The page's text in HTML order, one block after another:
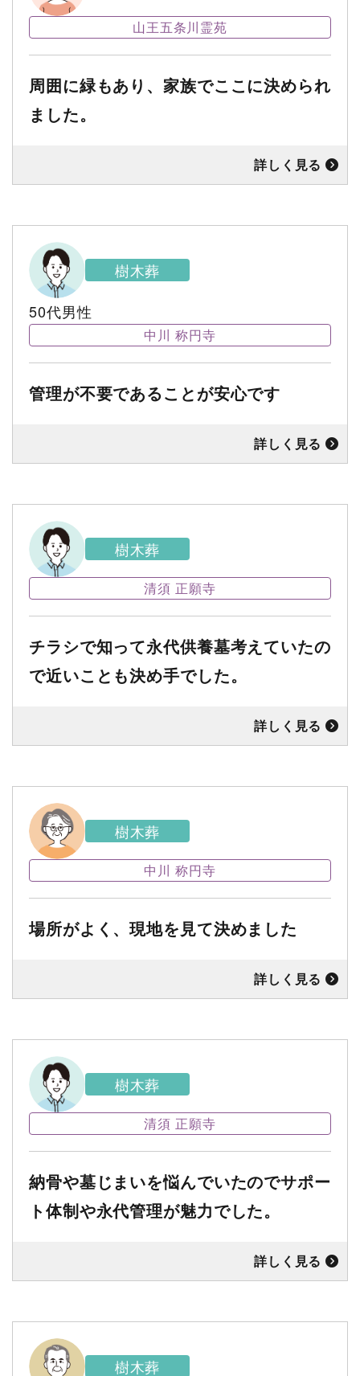
山王五条川霊苑
周囲に緑もあり、家族でここに決められ
ました。
詳しく見る
樹木葬
50代男性
中川 称円寺
管理が不要であることが安心です
詳しく見る
樹木葬
清須 正願寺
チラシで知って永代供養墓考えていたの
で近いことも決め手でした。
詳しく見る
樹木葬
中川 称円寺
場所がよく、現地を見て決めました
詳しく見る
樹木葬
清須 正願寺
納骨や墓じまいを悩んでいたのでサポー
ト体制や永代管理が魅力でした。
詳しく見る
樹木葬